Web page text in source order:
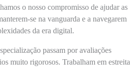
o nosso compromisso de ajudar as
se na vanguarda e a navegarem
da era digital.
passam por avaliações
muito rigorosos. Trabalham em estreita